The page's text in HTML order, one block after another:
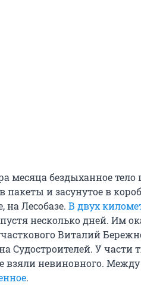
месяца бездыханное
пакеты и засунутое в
на Лесобазе. В двух
несколько дней. Им
Виталий
Судостроителей. У
взяли невиновного.
.